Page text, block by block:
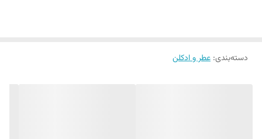
دسته‌بندی: عطر و ادکلن